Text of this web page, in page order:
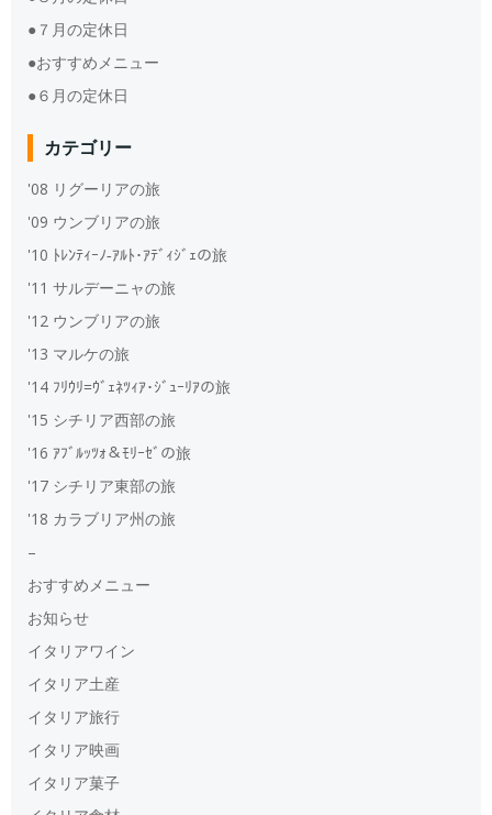
●７月の定休日
●おすすめメニュー
●６月の定休日
カテゴリー
'08 リグーリアの旅
'09 ウンブリアの旅
'10 ﾄﾚﾝﾃｨｰﾉ‐ｱﾙﾄ･ｱﾃﾞｨｼﾞｪの旅
'11 サルデーニャの旅
'12 ウンブリアの旅
'13 マルケの旅
'14 ﾌﾘｳﾘ=ｳﾞｪﾈﾂｨｱ･ｼﾞｭｰﾘｱの旅
'15 シチリア西部の旅
'16 ｱﾌﾞﾙｯﾂｫ＆ﾓﾘｰｾﾞの旅
'17 シチリア東部の旅
'18 カラブリア州の旅
–
おすすめメニュー
お知らせ
イタリアワイン
イタリア土産
イタリア旅行
イタリア映画
イタリア菓子